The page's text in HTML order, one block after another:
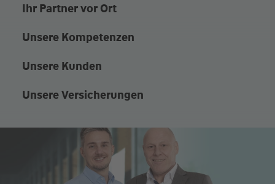
Ihr Partner vor Ort
Unsere Kompetenzen
Unsere Kunden
Unsere Versicherungen